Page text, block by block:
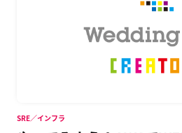
SRE／インフラ